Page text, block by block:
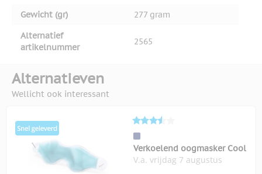
Gewicht (gr)
277 gram
Alternatief
artikelnummer
2565
Alternatieven
Wellicht ook interessant
Verkoelend oogmasker Cool
V.a. vrijdag 7 augustus